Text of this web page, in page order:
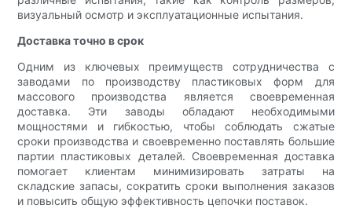
визуальный осмотр и эксплуатационные испытания.
Доставка точно в срок
Одним из ключевых преимуществ сотрудничества с
заводами по производству пластиковых форм для
массового производства является своевременная
доставка. Эти заводы обладают необходимыми
мощностями и гибкостью, чтобы соблюдать сжатые
сроки производства и своевременно поставлять большие
партии пластиковых деталей. Своевременная доставка
помогает клиентам минимизировать затраты на
складские запасы, сократить сроки выполнения заказов
и повысить общую эффективность цепочки поставок.